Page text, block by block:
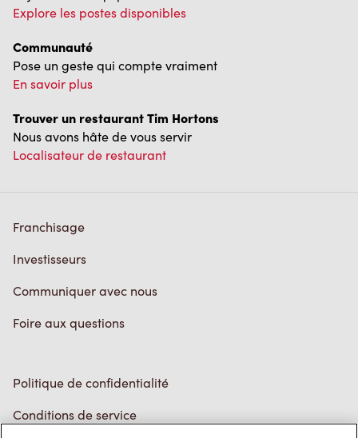
Communauté
Pose un geste qui compte vraiment
En savoir plus
Trouver un restaurant Tim Hortons
Nous avons hâte de vous servir
Localisateur de restaurant
Investisseurs
Communiquer avec nous
Foire aux questions
Conditions de service
Marques de commerce